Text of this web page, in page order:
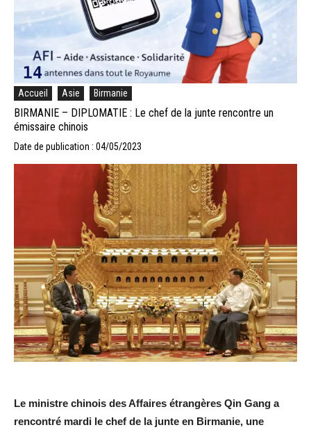
Accueil Asie Birmanie
BIRMANIE – DIPLOMATIE : Le chef de la junte rencontre un
émissaire chinois
Date de publication : 04/05/2023
Le ministre chinois des Affaires étrangères Qin Gang a
rencontré mardi le chef de la junte en Birmanie, une